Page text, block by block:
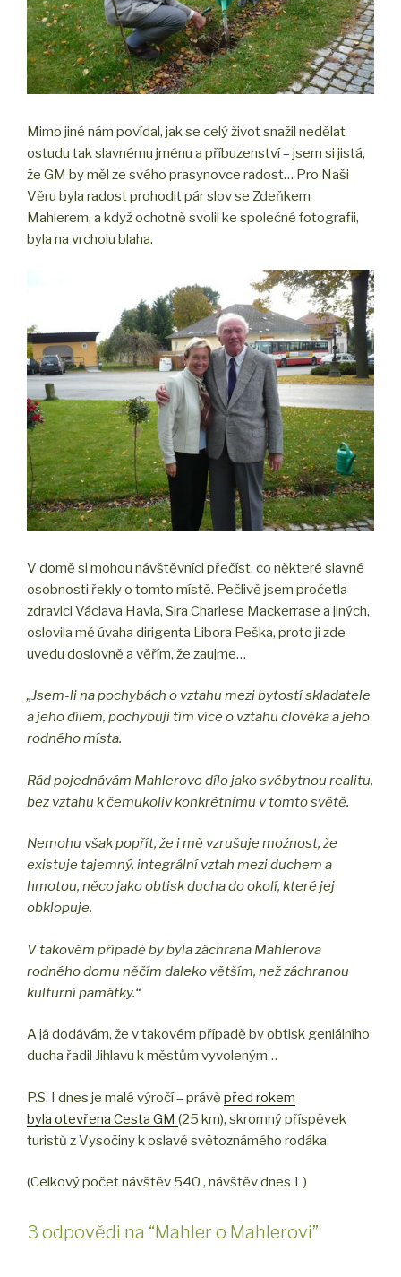
Mimo jiné nám povídal, jak se celý život snažil nedělat
ostudu tak slavnému jménu a příbuzenství – jsem si jistá,
že GM by měl ze svého prasynovce radost… Pro Naši
Věru byla radost prohodit pár slov se Zdeňkem
Mahlerem, a když ochotně svolil ke společné fotografii,
byla na vrcholu blaha.
V domě si mohou návštěvníci přečíst, co některé slavné
osobnosti řekly o tomto místě. Pečlivě jsem pročetla
zdravici Václava Havla, Sira Charlese Mackerrase a jiných,
oslovila mě úvaha dirigenta Libora Peška, proto ji zde
uvedu doslovně a věřím, že zaujme…
„Jsem-li na pochybách o vztahu mezi bytostí skladatele
a jeho dílem, pochybuji tím více o vztahu člověka a jeho
rodného místa.
Rád pojednávám Mahlerovo dílo jako svébytnou realitu,
bez vztahu k čemukoliv konkrétnímu v tomto světě.
Nemohu však popřít, že i mě vzrušuje možnost, že
existuje tajemný, integrální vztah mezi duchem a
hmotou, něco jako obtisk ducha do okolí, které jej
obklopuje.
V takovém případě by byla záchrana Mahlerova
rodného domu něčím daleko větším, než záchranou
kulturní památky.“
A já dodávám, že v takovém případě by obtisk geniálního
ducha řadil Jihlavu k městům vyvoleným…
P.S. I dnes je malé výročí – právě před rokem
byla otevřena Cesta GM (25 km), skromný příspěvek
turistů z Vysočiny k oslavě světoznámého rodáka.
(Celkový počet návštěv 540 , návštěv dnes 1 )
3 odpovědi na “Mahler o Mahlerovi”